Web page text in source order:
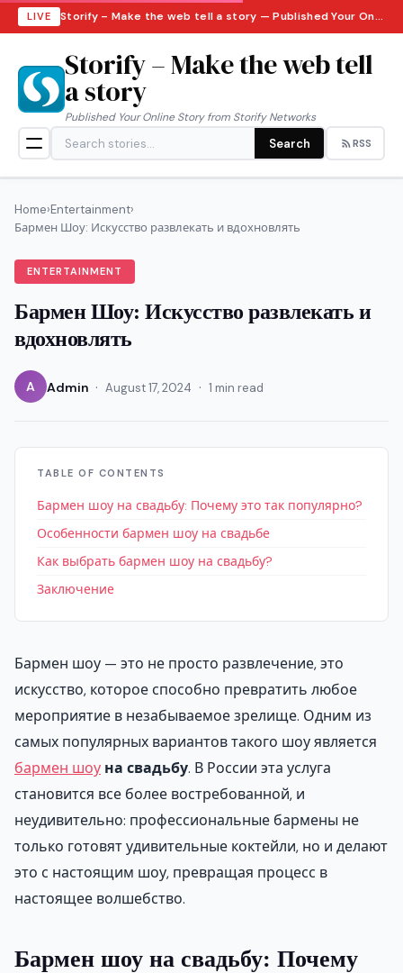
LIVE Storify – Make the web tell a story — Published Your Online Story from Storify Networks · Friday, August 7, 2026
Storify – Make the web tell
a story
Published Your Online Story from Storify Networks
Search RSS
Home›Entertainment›
Бармен Шоу: Искусство развлекать и вдохновлять
ENTERTAINMENT
Бармен Шоу: Искусство развлекать и
вдохновлять
A Admin · August 17, 2024 · 1 min read
TABLE OF CONTENTS
Бармен шоу на свадьбу: Почему это так популярно?
Особенности бармен шоу на свадьбе
Как выбрать бармен шоу на свадьбу?
Заключение
Бармен шоу — это не просто развлечение, это
искусство, которое способно превратить любое
мероприятие в незабываемое зрелище. Одним из
самых популярных вариантов такого шоу является
бармен шоу на свадьбу. В России эта услуга
становится все более востребованной, и
неудивительно: профессиональные бармены не
только готовят удивительные коктейли, но и делают
это с настоящим шоу, превращая процесс в
настоящее волшебство.
Бармен шоу на свадьбу: Почему